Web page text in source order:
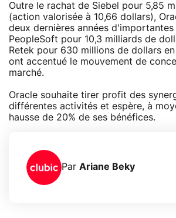
Outre le rachat de Siebel pour 5,85
(action valorisée à 10,66 dollars),
deux dernières années
PeopleSoft pour 10,3 milliards de
Retek pour 630 millions de dollars
ont accentué le mouvement de
marché.
Oracle souhaite tirer profit des
différentes activités et espère, à
hausse de 20% de ses bénéfices.
Par Ariane Beky